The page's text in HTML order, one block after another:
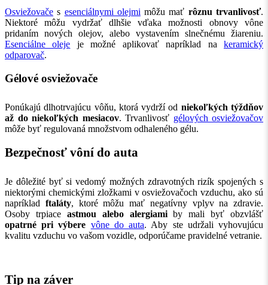
Osviežovače s esenciálnymi olejmi môžu mať rôznu trvanlivosť.
Niektoré môžu vydržať dlhšie vďaka možnosti obnovy vône
pridaním nových olejov, alebo vystavením slnečnému žiareniu.
Esenciálne oleje je možné aplikovať napríklad nakeramický
odparovač.
Gélové osviežovače
Ponúkajú dlhotrvajúcu vôňu, ktorá vydrží od niekoľkých týždňov
až do niekoľkých mesiacov. Trvanlivosť gélových osviežovačov
môže byť regulovaná množstvom odhaleného gélu.
Bezpečnosť vôní do auta
Je dôležité byť si vedomý možných zdravotných rizík spojených s
niektorými chemickými zložkami v osviežovačoch vzduchu, ako sú
napríklad ftaláty, ktoré môžu mať negatívny vplyv na zdravie.
Osoby trpiace astmou alebo alergiamiby mali byť obzvlášť
opatrné pri výbere vône do auta. Aby ste udržali vyhovujúcu
kvalitu vzduchu vo vašom vozidle, odporúčame pravidelné vetranie.
Tip na záver